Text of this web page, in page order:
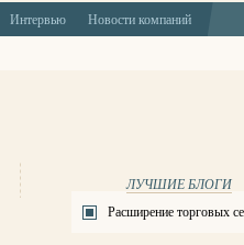
Интервью Новости компаний
ЛУЧШИЕ БЛОГИ
Расширение торговых